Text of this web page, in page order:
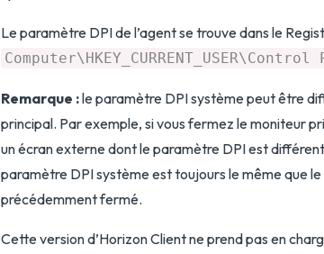
Le paramètre DPI de l’agent se trouve dans le
Remarque :le paramètre DPI système peut être
principal. Par exemple, si vous fermez le moniteur
un écran externe dont le paramètre DPI est
paramètre DPI système est toujours le même que
précédemment fermé.
Cette version d’Horizon Client ne prend pas en